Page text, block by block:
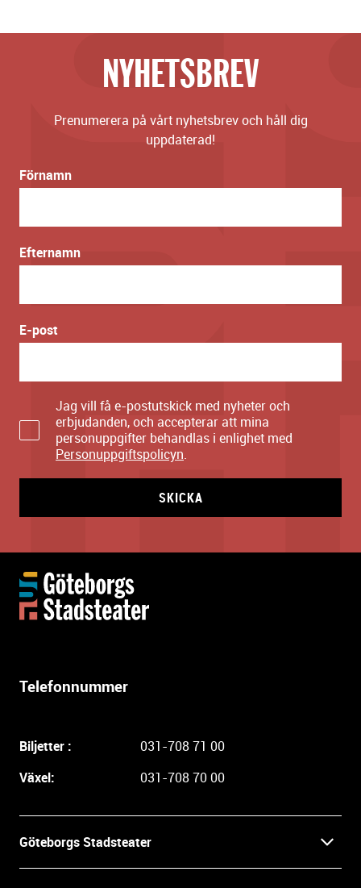
NYHETSBREV
Prenumerera på vårt nyhetsbrev och håll dig
uppdaterad!
Förnamn
Efternamn
E-post
Jag vill få e-postutskick med nyheter och
erbjudanden, och accepterar att mina
personuppgifter behandlas i enlighet med
Personuppgiftspolicyn.
SKICKA
Telefonnummer
Biljetter :
031-708 71 00
Växel:
031-708 70 00
Göteborgs Stadsteater